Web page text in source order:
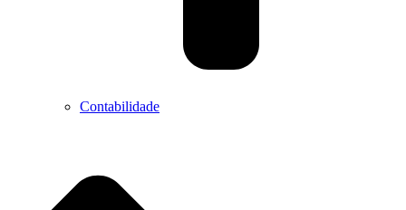
Contabilidade